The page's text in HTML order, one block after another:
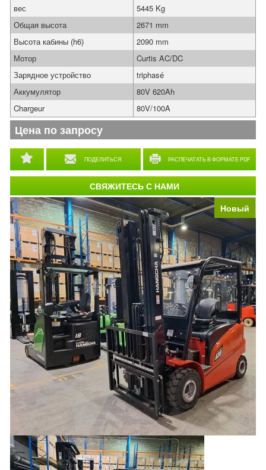
Новый
ПОДЕЛИТЬСЯ РАСПЕЧАТАТЬ В ФОРМАТЕ PDF
вес
5445 Kg
Общая высота
2671 mm
Высота кабины (h6)
2090 mm
Мотор
Curtis AC/DC
Зарядное устройство
triphasé
Аккумулятор
80V 620Ah
Chargeur
80V/100A
Цена по запросу
СВЯЖИТЕСЬ С НАМИ